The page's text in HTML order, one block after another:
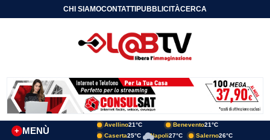
CHI SIAMOCONTATTIPUBBLICITÀCERCA
MENÙ
+
Avellino21°C Benevento21°C
Caserta25°C Napoli27°C Salerno26°C